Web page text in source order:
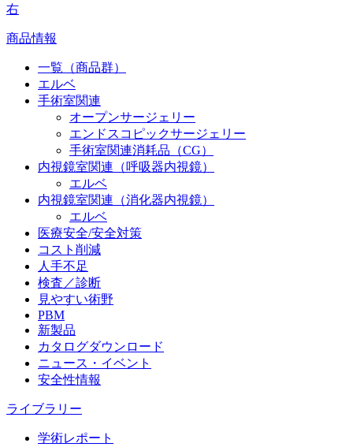
右
商品情報
一覧（商品群）
エルベ
手術室関連
オープンサージェリー
エンドスコピックサージェリー
手術室関連消耗品（CG）
内視鏡室関連（呼吸器内視鏡）
エルベ
内視鏡室関連（消化器内視鏡）
エルベ
医療安全/安全対策
コスト削減
人手不足
検査／診断
見やすい術野
PBM
新製品
カタログダウンロード
ニュース・イベント
安全性情報
ライブラリー
学術レポート